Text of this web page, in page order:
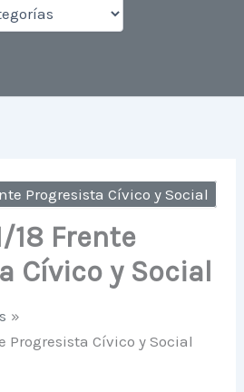
Progresista Cívico y Social
18 Frente
Cívico y Social
Progresista Cívico y Social